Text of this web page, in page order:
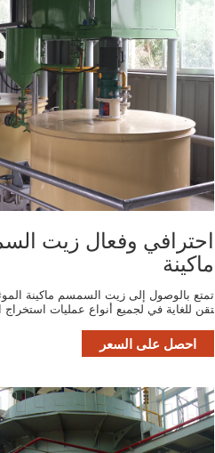
احترافي وفعال زيت
ماكينة
تمتع بالوصول إلى زيت السمسم ماكينة
تقن للغاية في لجميع أنواع عمليات استخراج
احصل على السعر